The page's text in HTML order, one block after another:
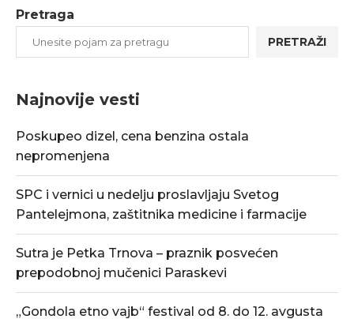
Pretraga
PRETRAŽI
Najnovije vesti
Poskupeo dizel, cena benzina ostala
nepromenjena
SPC i vernici u nedelju proslavljaju Svetog
Pantelejmona, zaštitnika medicine i farmacije
Sutra je Petka Trnova – praznik posvećen
prepodobnoj mučenici Paraskevi
„Gondola etno vajb“ festival od 8. do 12. avgusta